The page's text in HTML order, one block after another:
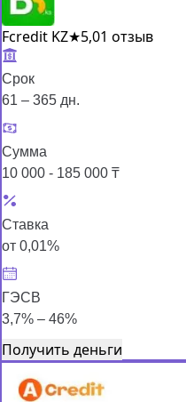
Fcredit KZ★5,01 отзыв
Срок
61 – 365 дн.
Сумма
10 000 - 185 000 ₸
Ставка
от 0,01%
ГЭСВ
3,7% – 46%
Получить деньги